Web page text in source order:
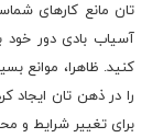
تان مانع کارهای
آسیاب بادی دور خود
کنید. ظاهرا، موانع
را در ذهن تان ایجاد
برای تغییر شرایط و